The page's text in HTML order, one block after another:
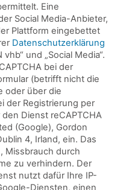
Eine
Social Media-Anbieter,
Plattform eingebettet
Datenschutzerklärung
und „Social Media“.
bei der
(betrifft nicht die
oder über die
der Registrierung per
Dienst reCAPTCHA
(Google), Gordon
4, Irland, ein. Das
Missbrauch durch
zu verhindern. Der
nutzt dafür Ihre IP-
Diensten, einen